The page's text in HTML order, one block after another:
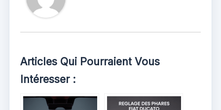
Articles Qui Pourraient Vous
Intéresser :